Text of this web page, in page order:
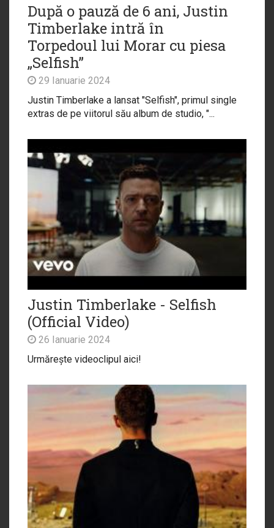
După o pauză de 6 ani, Justin
Timberlake intră în
Torpedoul lui Morar cu piesa
„Selfish”
29 Ianuarie 2024
Justin Timberlake a lansat "Selfish", primul single
extras de pe viitorul său album de studio, "...
Justin Timberlake - Selfish
(Official Video)
26 Ianuarie 2024
Urmărește videoclipul aici!